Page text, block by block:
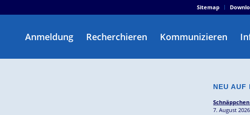
Sitemap
Anmeldung Recherchieren Kommunizieren
NEU AUF
7. August 2026